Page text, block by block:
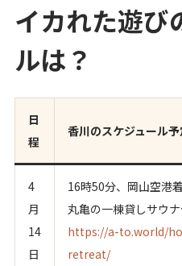
イカれた遊び
ルは？
日
程
香川のスケジュール予
4
月
14
日
16時50分、岡山空港着
丸亀の一棟貸しサウ
https://a-to.world/
retreat/